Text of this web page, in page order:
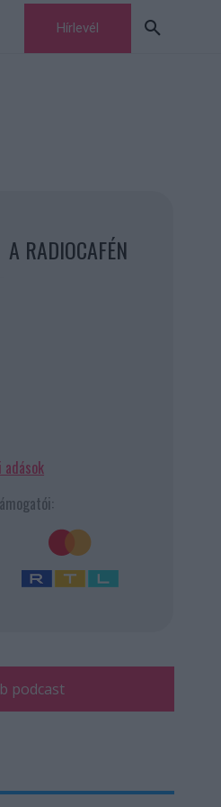
Hírlevél
A RADIOCAFÉN
adások
podcast